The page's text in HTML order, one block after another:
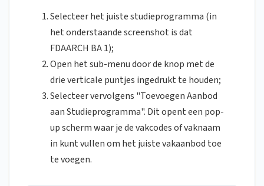
Selecteer het juiste studieprogramma (in
het onderstaande screenshot is dat
FDAARCH BA 1);
Open het sub-menu door de knop met de
drie verticale puntjes ingedrukt te houden;
Selecteer vervolgens "Toevoegen Aanbod
aan Studieprogramma". Dit opent een pop-
up scherm waar je de vakcodes of vaknaam
in kunt vullen om het juiste vakaanbod toe
te voegen.